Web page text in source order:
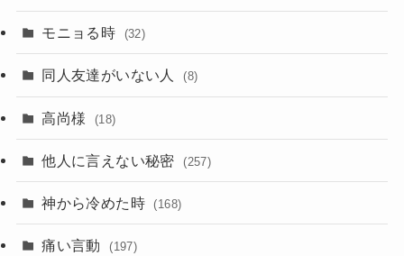
モニョる時 (32)
同人友達がいない人 (8)
高尚様 (18)
他人に言えない秘密 (257)
神から冷めた時 (168)
痛い言動 (197)